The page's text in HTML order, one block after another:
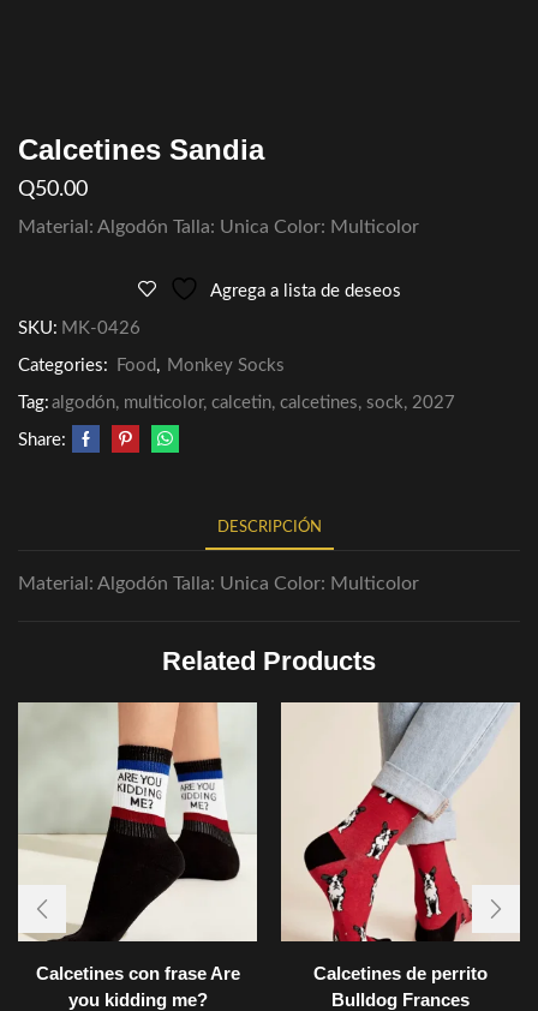
Calcetines Sandia
Q50.00
Material: Algodón Talla: Unica Color: Multicolor
Agrega a lista de deseos
SKU: MK-0426
Categories: Food , Monkey Socks
Tag: algodón, multicolor, calcetin, calcetines, sock, 2027
Share:
DESCRIPCIÓN
Material: Algodón Talla: Unica Color: Multicolor
Related Products
Calcetines con frase Are
you kidding me?
Calcetines de perrito
Bulldog Frances